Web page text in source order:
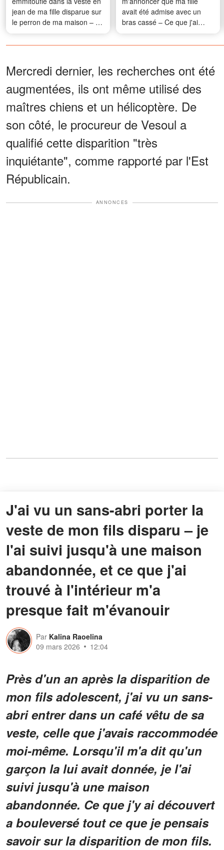
jean de ma fille disparue sur
le perron de ma maison – Le
mot effrayant que j'ai sorti de
la poche m'a fait trembler les
avait été admise avec un
bras cassé – Ce que j'ai
découvert là-bas m'a coupé
le souffle
Mercredi dernier, les recherches ont été
augmentées, ils ont même utilisé des
maîtres chiens et un hélicoptère. De
son côté, le procureur de Vesoul a
qualifié cette disparition "très
inquiétante", comme rapporté par l'Est
Républicain.
ANNONCES
J'ai vu un sans-abri porter la
veste de mon fils disparu – je
l'ai suivi jusqu'à une maison
abandonnée, et ce que j'ai
trouvé à l'intérieur m'a
presque fait m'évanouir
Par Kalina Raoelina
09 mars 2026
12:04
Près d'un an après la disparition de
mon fils adolescent, j'ai vu un sans-
abri entrer dans un café vêtu de sa
veste, celle que j'avais raccommodée
moi-même. Lorsqu'il m'a dit qu'un
garçon la lui avait donnée, je l'ai
suivi jusqu'à une maison
abandonnée. Ce que j'y ai découvert
a bouleversé tout ce que je pensais
savoir sur la disparition de mon fils.